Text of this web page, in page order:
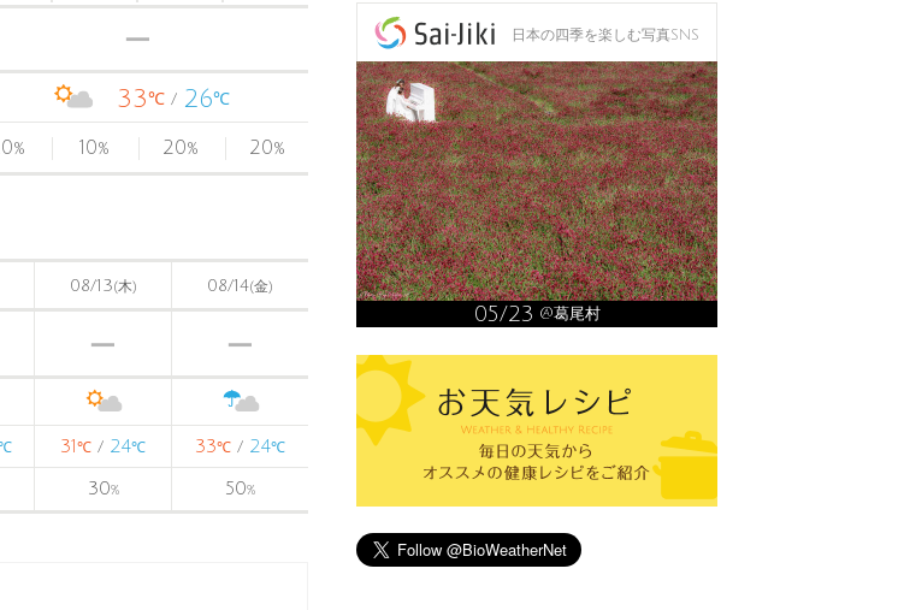
33℃ 26℃
% 10% 20% 20%
08/13(木) 08/14(金)
31 ℃ / 24℃ 33℃ / 24℃
30% 50%
日本の四季を楽しむ写真SNS
05/23 @葛尾村